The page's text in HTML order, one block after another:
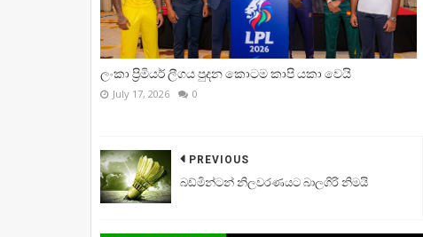
ලංකා ප්‍රිමියර් ලීගය පුදන කොටම කාපි යකා වෙයි
July 17, 2026 0
PREVIOUS
බඩ්මින්ටන් නිලවරණයට බාලගිරි නිමයි